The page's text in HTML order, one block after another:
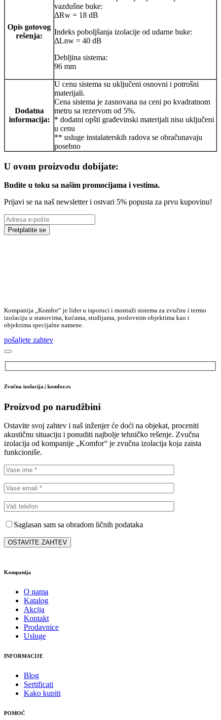
Opis gotovog
rešenja:
vazdušne buke:
ΔRw = 18 dB
Indeks poboljšanja izolacije od udarne buke:
ΔLnw = 40 dB
Debljina sistema:
96 mm
Dodatna
informacija:
U cenu sistema su uključeni osnovni i potrošni
materijali.
Cena sistema je zasnovana na ceni po kvadratnom
metru sa rezervom od 5%.
* dodatni opšti građevinski materijali nisu uključeni
u cenu
** usluge instalaterskih radova se obračunavaju
posebno
U ovom proizvodu dobijate:
Budite u toku sa našim promocijama i vestima.
Prijavi se na naš newsletter i ostvari 5% popusta za prvu kupovinu!
Pretplatite se
Kompanija „Komfor“ je lider u isporuci i montaži sistema za zvučnu i termo
izolaciju u stanovima, kućama, studijama, poslovnim objektima kao i
objektima specijalne namene.
pošaljete zahtev
Zvučna izolacija.| komfor.rs
Proizvod po narudžbini
Ostavite svoj zahtev i naš inženjer će doći na objekat, proceniti
akustičnu situaciju i ponuditi najbolje tehničko rešenje. Zvučna
izolacija od kompanije „Komfor“ je zvučna izolacija koja zaista
funkcioniše.
Saglasan sam sa obradom ličnih podataka
Kompanija
O nama
Katalog
Akcija
Kontakt
Prodavnice
Usluge
INFORMACIJE
Blog
Sertificati
Kako kupiti
POMOĆ